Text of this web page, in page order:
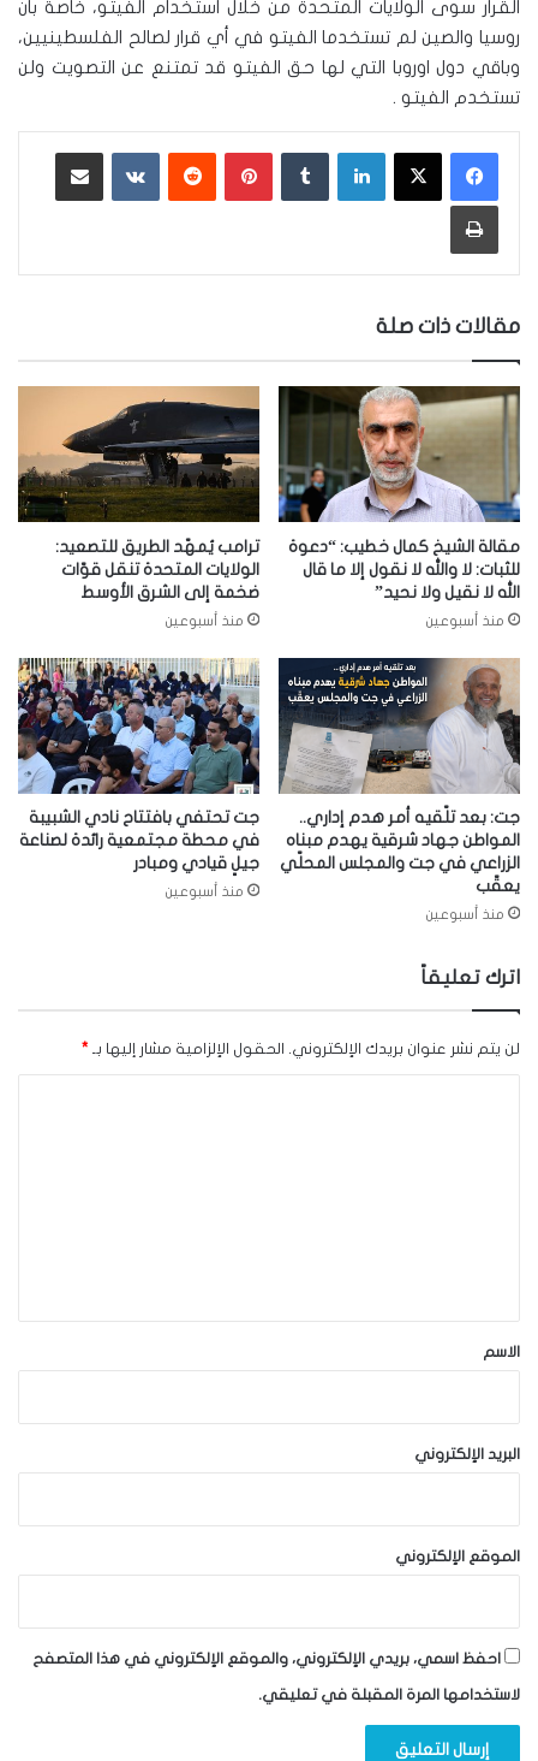
القرار سوى الولايات المتحدة من خلال استخدام الفيتو، خاصة بأن
روسيا والصين لم تستخدما الفيتو في أي قرار لصالح الفلسطينيين،
وباقي دول اوروبا التي لها حق الفيتو قد تمتنع عن التصويت ولن
تستخدم الفيتو .
لينكدإن بينتيريست ‏VKontakte
طباعة
مقالات ذات صلة
مقالة الشيخ كمال خطيب: “دعوة
للثبات: لا والله لا نقول إلا ما قال
الله لا نقيل ولا نحيد”
منذ أسبوعين
ترامب يُمهّد الطريق للتصعيد:
الولايات المتحدة تنقل قوّات
ضخمة إلى الشرق الأوسط
منذ أسبوعين
جت: بعد تلّقيه أمر هدم إداري..
المواطن جهاد شرقية يهدم مبناه
الزراعي في جت والمجلس المحلّي
يعقّب
منذ أسبوعين
جت تحتفي بافتتاح نادي الشبيبة
في محطة مجتمعية رائدة لصناعة
جيلٍ قيادي ومبادر
منذ أسبوعين
اترك تعليقاً
لن يتم نشر عنوان بريدك الإلكتروني. الحقول الإلزامية مشار إليها بـ *
*الاسم
البريد الإلكتروني
الموقع الإلكتروني
احفظ اسمي، بريدي الإلكتروني، والموقع الإلكتروني في هذا المتصفح
لاستخدامها المرة المقبلة في تعليقي.